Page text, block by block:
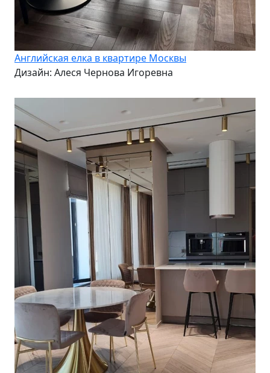
Английская елка в квартире Москвы
Дизайн: Алеся Чернова Игоревна